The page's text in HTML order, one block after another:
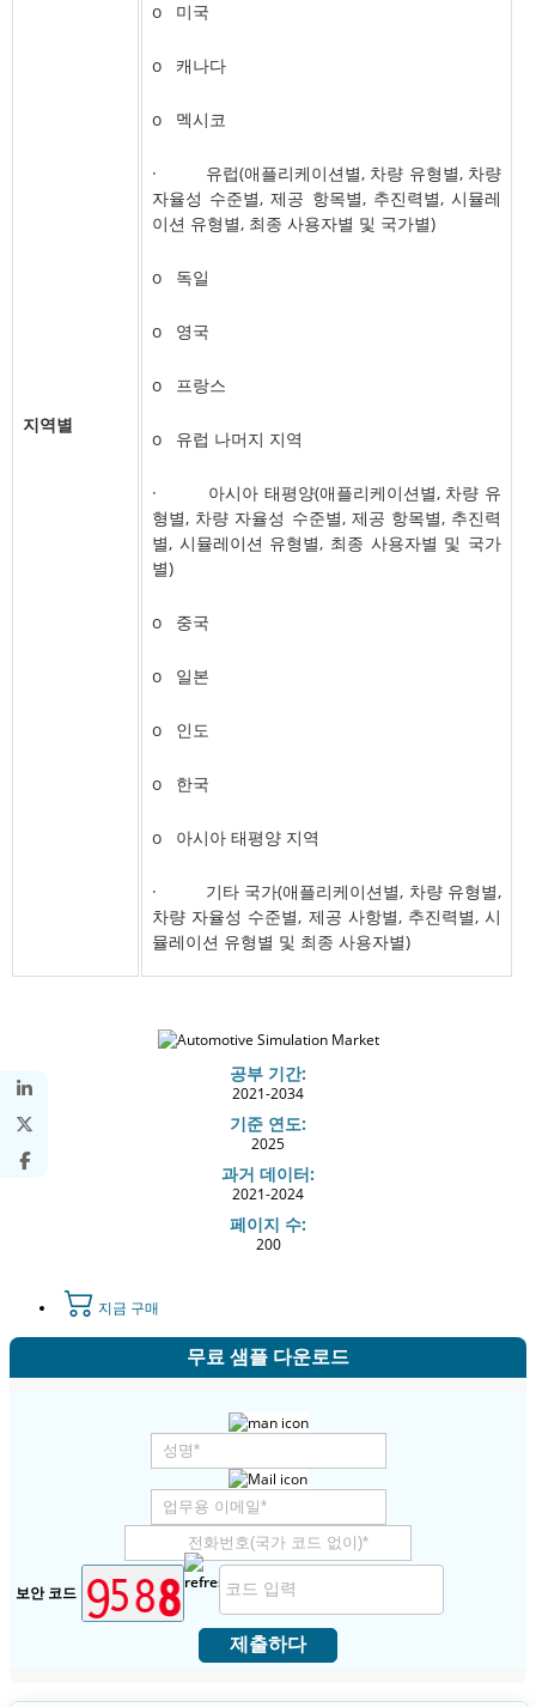
지역별
o 미국
o 캐나다
o 멕시코
· 유럽(애플리케이션별, 차량 유형별, 차량
자율성 수준별, 제공 항목별, 추진력별, 시뮬레
이션 유형별, 최종 사용자별 및 국가별)
o 독일
o 영국
o 프랑스
o 유럽 나머지 지역
· 아시아 태평양(애플리케이션별, 차량 유
형별, 차량 자율성 수준별, 제공 항목별, 추진력
별, 시뮬레이션 유형별, 최종 사용자별 및 국가
별)
o 중국
o 일본
o 인도
o 한국
o 아시아 태평양 지역
· 기타 국가(애플리케이션별, 차량 유형별,
차량 자율성 수준별, 제공 사항별, 추진력별, 시
뮬레이션 유형별 및 최종 사용자별)
공부 기간:
2021-2034
기준 연도:
2025
과거 데이터:
2021-2024
페이지 수:
200
지금 구매
무료 샘플 다운로드
보안 코드
제출하다